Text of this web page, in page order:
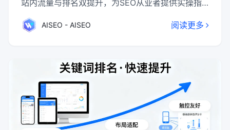
站内流量与排名双提升，为SEO从业者提供实操指
合理性，通过科学布局实现收录、权重、排名与用
AISEO - AISEO 阅读更多